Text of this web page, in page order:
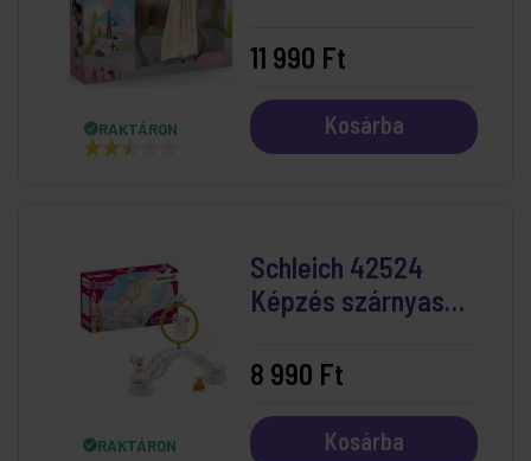
RAKTÁRON
11 990 Ft
Kosárba
RAKTÁRON
Schleich 42524
Képzés szárnyas
8 990 Ft
Kosárba